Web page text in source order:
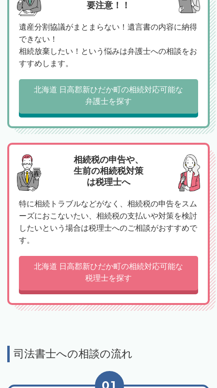
要注意！！
遺産分割協議がまとまらない！遺言書の内容に納得
できない！
相続放棄したい！という悩みは弁護士への相談をお
すすめします。
北海道 日高郡新ひだか町の相続対応可能な
弁護士を探す
相続税の申告や、
生前の相続税対策
は税理士へ
特に相続トラブルなどがなく、相続税の申告をスム
ーズにおこないたい、相続税の支払いや対策を検討
したいという場合は税理士へのご相談がおすすめで
す。
北海道 日高郡新ひだか町の相続対応可能な
税理士を探す
司法書士への相談の流れ